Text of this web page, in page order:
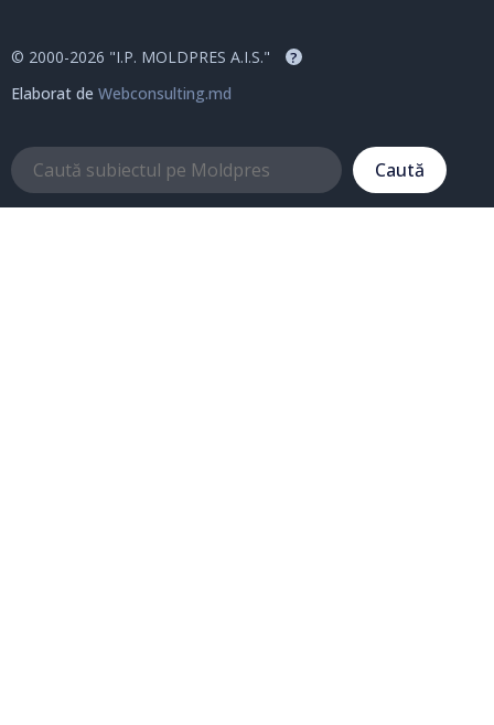
© 2000-2026 "I.P. MOLDPRES A.I.S." ?
Elaborat de Webconsulting.md
Caută